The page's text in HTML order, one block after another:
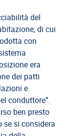
del
di cui
con
era
dei patti
e
conduttore”.
ben presto
se si considera